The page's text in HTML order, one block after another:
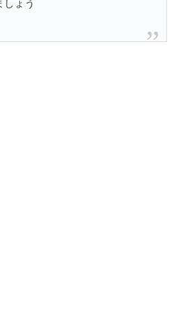
しょう